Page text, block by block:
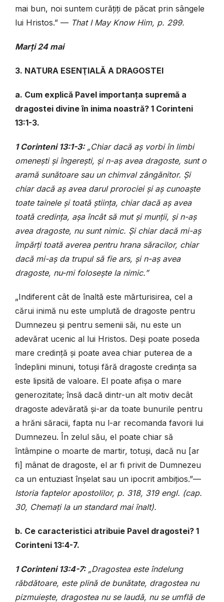
mai bun, noi suntem curățiți de păcat prin sângele
lui Hristos.” — That I May Know Him, p. 299.
Marți 24 mai
3. NATURA ESENŢIALĂ A DRAGOSTEI
a. Cum explică Pavel importanța supremă a
dragostei divine în inima noastră? 1 Corinteni
13:1-3.
1 Corinteni 13:1-3:„Chiar dacă aș vorbi în limbi
omenești și îngerești, și n-aș avea dragoste, sunt o
aramă sunătoare sau un chimval zângănitor. Și
chiar dacă aș avea darul prorociei și aș cunoaște
toate tainele și toată știința, chiar dacă aș avea
toată credința, așa încât să mut și munții, și n-aș
avea dragoste, nu sunt nimic. Și chiar dacă mi-aș
împărți toată averea pentru hrana săracilor, chiar
dacă mi-aș da trupul să fie ars, și n-aș avea
dragoste, nu-mi folosește la nimic.”
„Indiferent cât de înaltă este mărturisirea, cel a
cărui inimă nu este umplută de dragoste pentru
Dumnezeu și pentru semenii săi, nu este un
adevărat ucenic al lui Hristos. Deși poate poseda
mare credință și poate avea chiar puterea de a
îndeplini minuni, totuși fără dragoste credința sa
este lipsită de valoare. El poate afișa o mare
generozitate; însă dacă dintr-un alt motiv decât
dragoste adevărată și-ar da toate bunurile pentru
a hrăni săracii, fapta nu l-ar recomanda favorii lui
Dumnezeu. În zelul său, el poate chiar să
întâmpine o moarte de martir, totuși, dacă nu [ar
fi] mânat de dragoste, el ar fi privit de Dumnezeu
ca un entuziast înșelat sau un ipocrit ambițios.”—
Istoria faptelor apostolilor, p. 318, 319 engl. (cap.
30, Chemați la un standard mai înalt).
b. Ce caracteristici atribuie Pavel dragostei? 1
Corinteni 13:4-7.
1 Corinteni 13:4-7:„Dragostea este îndelung
răbdătoare, este plină de bunătate, dragostea nu
pizmuiește, dragostea nu se laudă, nu se umflă de